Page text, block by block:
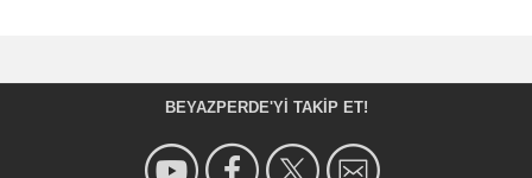
BEYAZPERDE'YI TAKIP ET!